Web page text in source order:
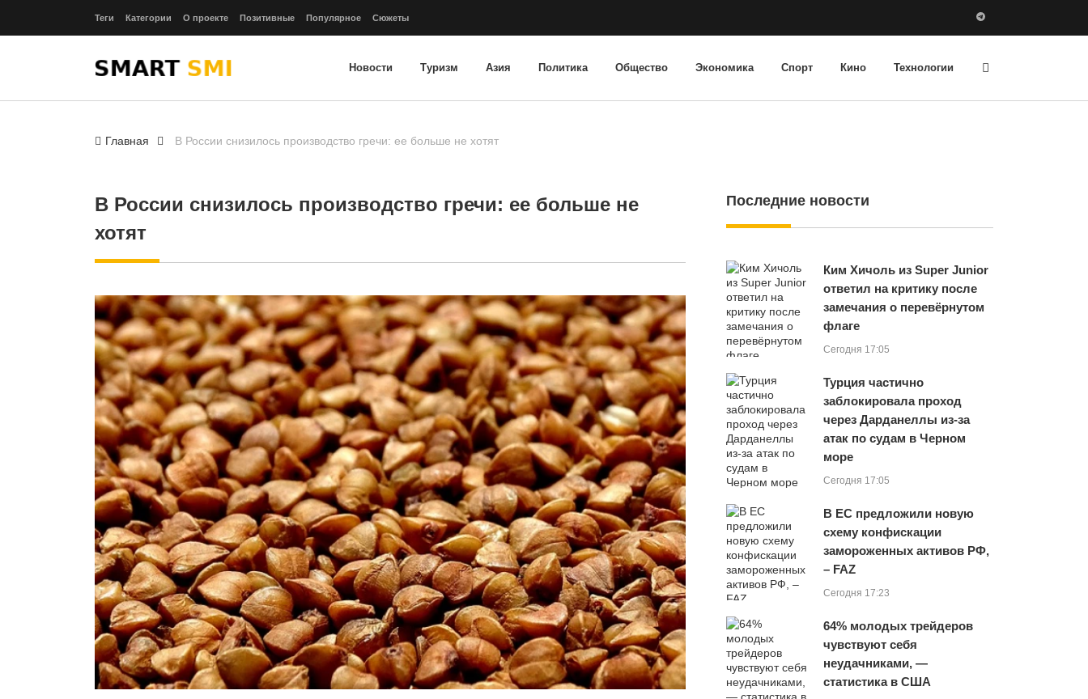
Теги Категории О проекте Позитивные Популярное Сюжеты
Новости Туризм Азия Политика Общество Экономика Спорт Кино Технологии
Главная В России снизилось производство гречи: ее больше не хотят
В России снизилось производство гречи: ее больше не
хотят
Последние новости
Ким Хичоль из Super Junior
ответил на критику после
замечания о перевёрнутом
флаге
Сегодня 17:05
Турция частично
заблокировала проход
через Дарданеллы из-за
атак по судам в Черном
море
Сегодня 17:05
В ЕС предложили новую
схему конфискации
замороженных активов РФ,
– FAZ
Сегодня 17:23
64% молодых трейдеров
чувствуют себя
неудачниками, —
статистика в США